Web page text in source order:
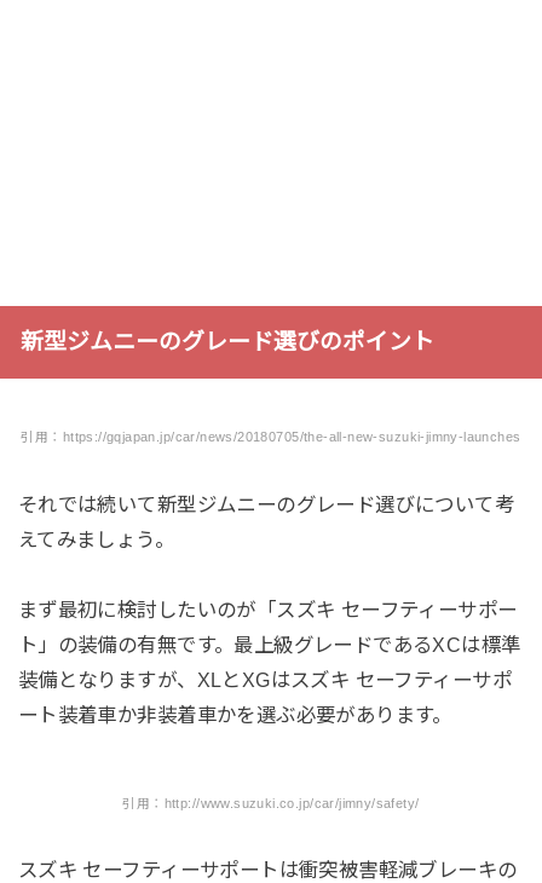
新型ジムニーのグレード選びのポイント
引用：https://gqjapan.jp/car/news/20180705/the-all-new-suzuki-jimny-launches
それでは続いて新型ジムニーのグレード選びについて考
えてみましょう。
まず最初に検討したいのが「スズキ セーフティーサポー
ト」の装備の有無です。最上級グレードであるXCは標準
装備となりますが、XLとXGはスズキ セーフティーサポ
ート装着車か非装着車かを選ぶ必要があります。
引用：http://www.suzuki.co.jp/car/jimny/safety/
スズキ セーフティーサポートは衝突被害軽減ブレーキの